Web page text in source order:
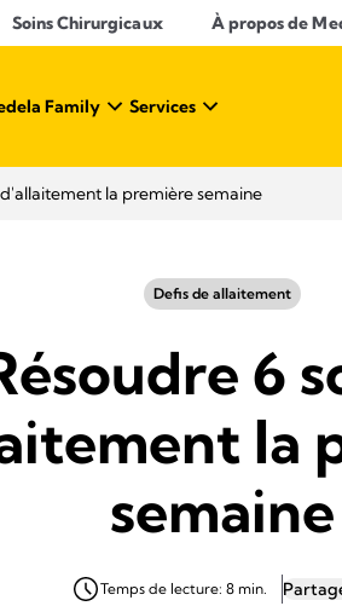
Soins Chirurgicaux À propos de
Family Services
d'allaitement la première semaine
Defis de allaitement
6
la
semaine
Temps de lecture: 8 min.